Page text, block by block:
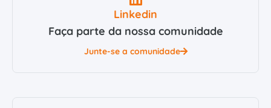
Linkedin
Faça parte da nossa comunidade
Junte-se a comunidade